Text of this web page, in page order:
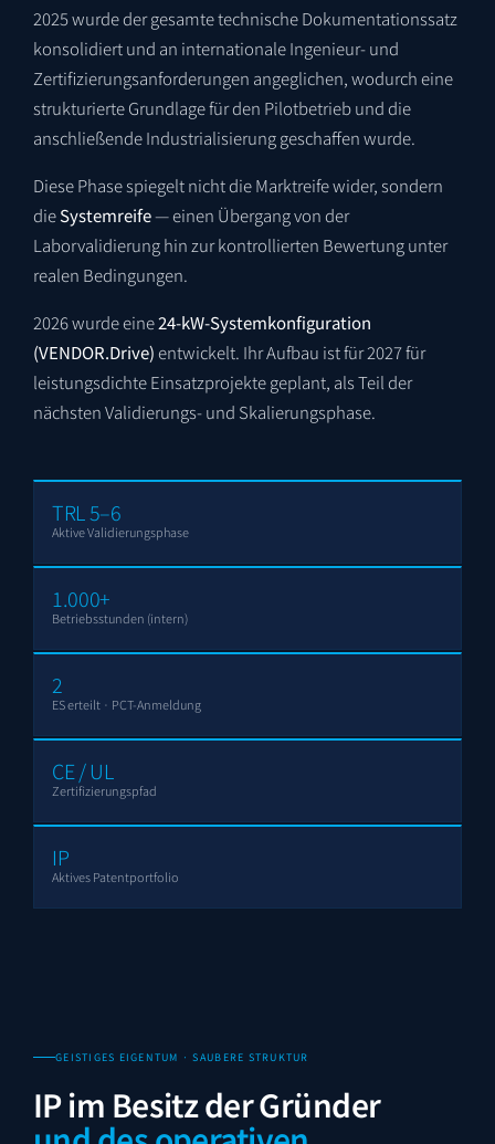
2025 wurde der gesamte technische Dokumentationssatz
konsolidiert und an internationale Ingenieur- und
Zertifizierungsanforderungen angeglichen, wodurch eine
strukturierte Grundlage für den Pilotbetrieb und die
anschließende Industrialisierung geschaffen wurde.
Diese Phase spiegelt nicht die Marktreife wider, sondern
dieSystemreife— einen Übergang von der
Laborvalidierung hin zur kontrollierten Bewertung unter
realen Bedingungen.
2026 wurde eine24-kW-Systemkonfiguration
(VENDOR.Drive) entwickelt. Ihr Aufbau ist für 2027 für
leistungsdichte Einsatzprojekte geplant, als Teil der
nächsten Validierungs- und Skalierungsphase.
TRL 5–6
Aktive Validierungsphase
1.000+
Betriebsstunden (intern)
2
ESerteilt · PCT-Anmeldung
CE / UL
Zertifizierungspfad
IP
Aktives Patentportfolio
GEISTIGES EIGENTUM · SAUBERE STRUKTUR
IP im Besitz der Gründer